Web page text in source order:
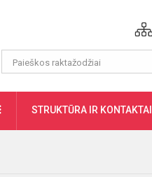
DAUGIAUSTRUKTŪRA IR KONTAKTAI